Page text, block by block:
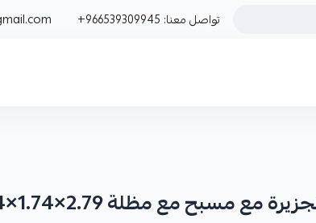
تواصل معنا: +966539309945
مع مسبح مع مظلة 2.79×1.74×1.44متر